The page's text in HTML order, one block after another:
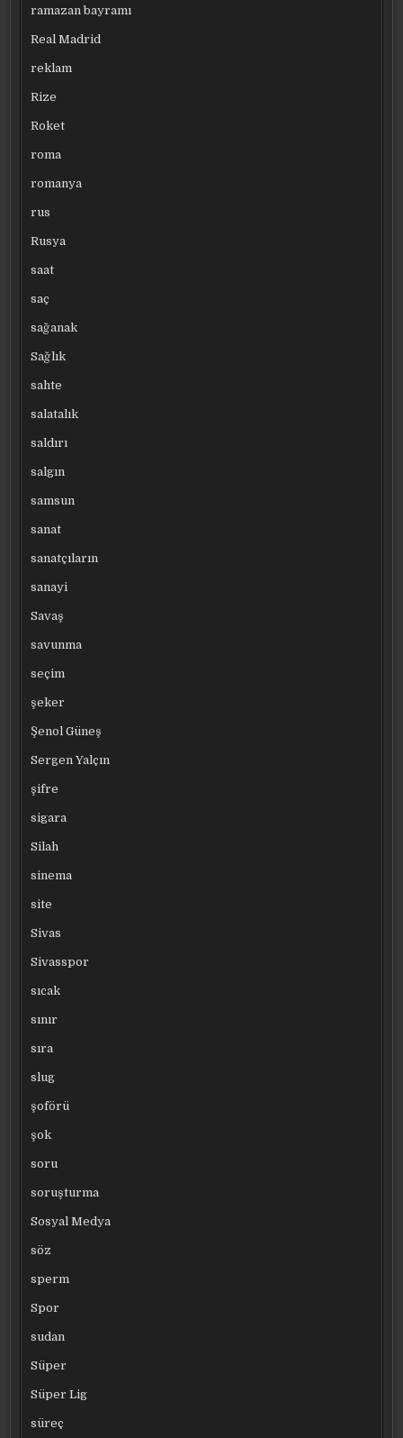
ramazan bayramı
Real Madrid
reklam
Rize
Roket
roma
romanya
rus
Rusya
saat
saç
sağanak
Sağlık
sahte
salatalık
saldırı
salgın
samsun
sanat
sanatçıların
sanayi
Savaş
savunma
seçim
şeker
Şenol Güneş
Sergen Yalçın
şifre
sigara
Silah
sinema
site
Sivas
Sivasspor
sıcak
sınır
sıra
slug
şoförü
şok
soru
soruşturma
Sosyal Medya
söz
sperm
Spor
sudan
Süper
Süper Lig
süreç